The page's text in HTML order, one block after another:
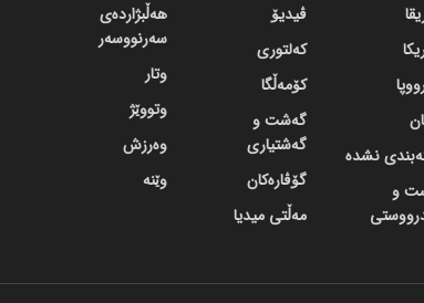
نشده
و
ڤیدیۆ
کەلتوری
کۆمەڵگا
گه‌شت و
گه‌شتیاری
گۆڤاره‌کان
مەڵتی میدیا
هەڵبژاردەی
سەرنووسەر
وتار
وتووێژ
وەرزش
وێنە